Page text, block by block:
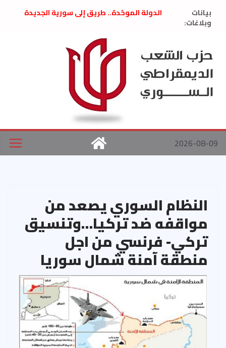
بيانات
وبلاغات:
الدولة الموحّدة.. طريق إلى سورية الجديدة
العام السابق لحزب الاتحاد الاشتراكي العربي
الديمقراطي
بلاغ صادر عن اجتماع اللجنة المركزية نيسان
2026
الحرب الأمريكية الإسرائيلية على نظام الملالي
في إيران .. بيان من حزب الشعب الديمقراطي
السوري
2026-08-09
النظام السوري يصعد من
مواقفه ضد تركيا…وتنسيق
تركي- فرنسي من اجل
منطقة آمنة شمال سوريا